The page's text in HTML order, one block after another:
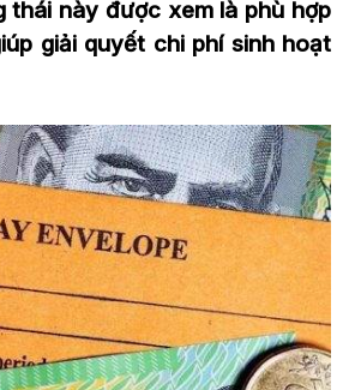
thái này được xem là phù hợp
giải quyết chi phí sinh hoạt